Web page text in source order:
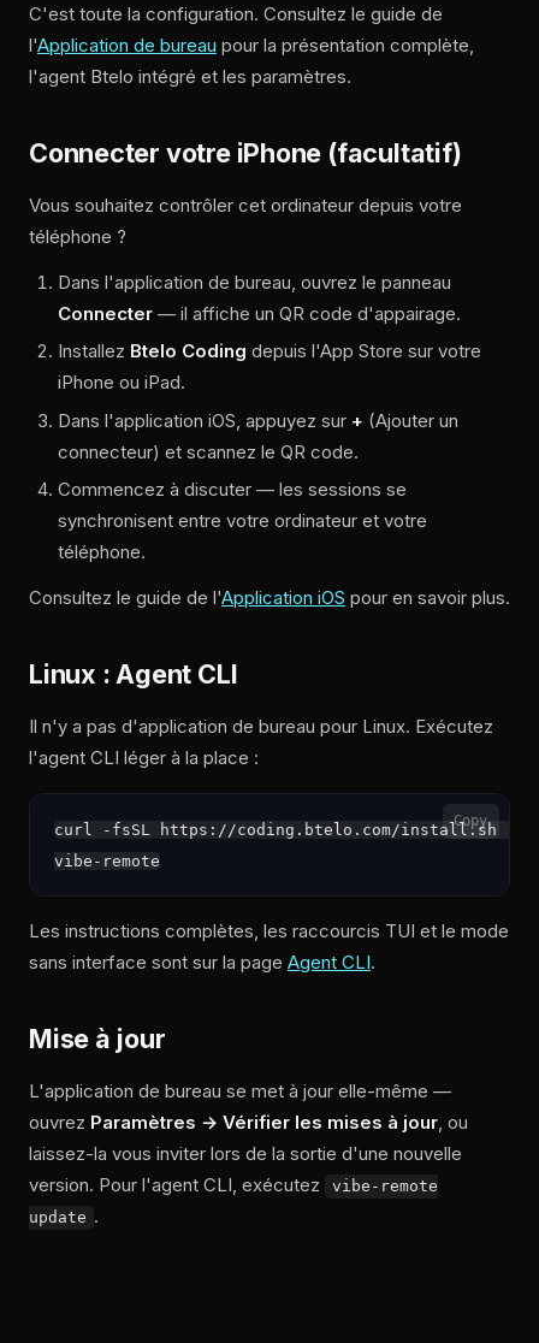
C'est toute la configuration. Consultez le guide de
l'Application de bureau pour la présentation complète,
l'agent Btelo intégré et les paramètres.
Connecter votre iPhone (facultatif)
Vous souhaitez contrôler cet ordinateur depuis votre
téléphone ?
Dans l'application de bureau, ouvrez le panneau
Connecter — il affiche un QR code d'appairage.
Installez Btelo Coding depuis l'App Store sur votre
iPhone ou iPad.
Dans l'application iOS, appuyez sur + (Ajouter un
connecteur) et scannez le QR code.
Commencez à discuter — les sessions se
synchronisent entre votre ordinateur et votre
téléphone.
Consultez le guide de l'Application iOS pour en savoir plus.
Linux : Agent CLI
Il n'y a pas d'application de bureau pour Linux. Exécutez
l'agent CLI léger à la place :
curl -fsSL https://coding.btelo.com/install.sh |
Copy
Les instructions complètes, les raccourcis TUI et le mode
sans interface sont sur la page Agent CLI.
Mise à jour
L'application de bureau se met à jour elle-même —
ouvrez Paramètres → Vérifier les mises à jour, ou
laissez-la vous inviter lors de la sortie d'une nouvelle
version. Pour l'agent CLI, exécutez
vibe-remote
update .